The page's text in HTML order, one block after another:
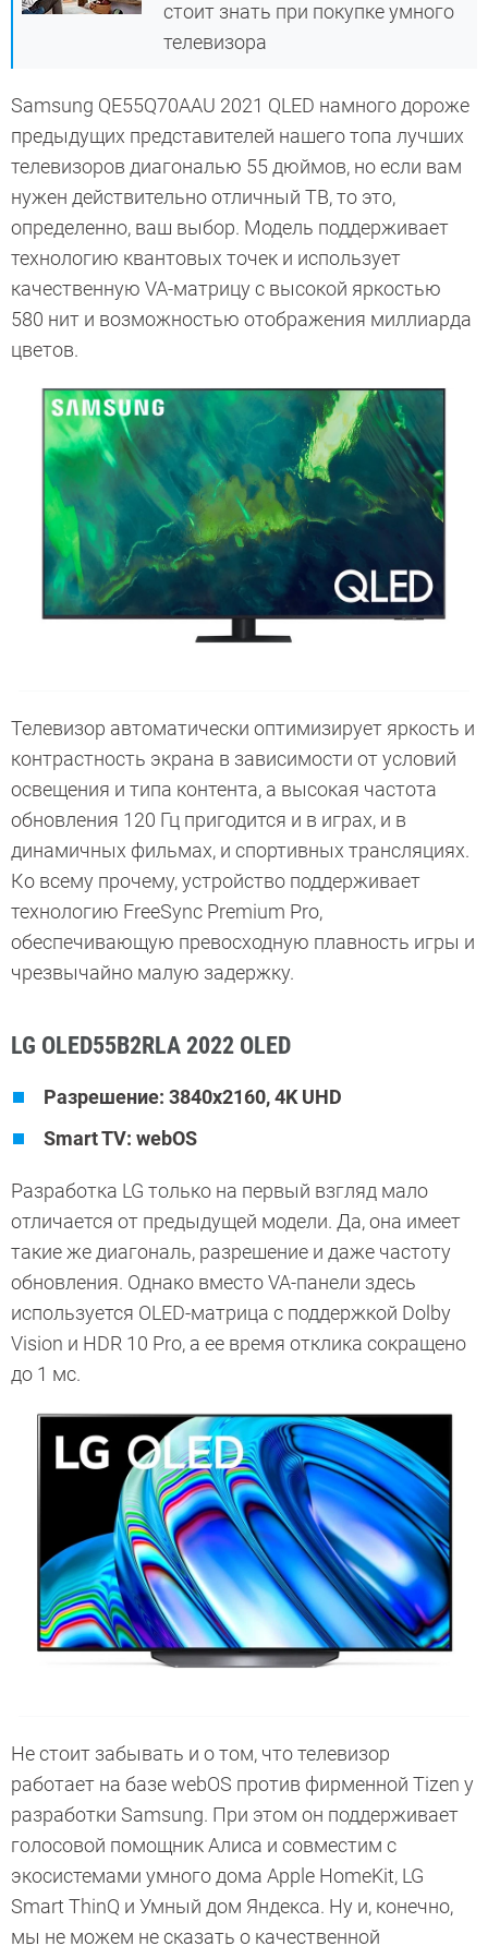
стоит знать при покупке умного
телевизора
Samsung QE55Q70AAU 2021 QLED намного дороже
предыдущих представителей нашего топа лучших
телевизоров диагональю 55 дюймов, но если вам
нужен действительно отличный ТВ, то это,
определенно, ваш выбор. Модель поддерживает
технологию квантовых точек и использует
качественную VA-матрицу с высокой яркостью
580 нит и возможностью отображения миллиарда
цветов.
Телевизор автоматически оптимизирует яркость и
контрастность экрана в зависимости от условий
освещения и типа контента, а высокая частота
обновления 120 Гц пригодится и в играх, и в
динамичных фильмах, и спортивных трансляциях.
Ко всему прочему, устройство поддерживает
технологию FreeSync Premium Pro,
обеспечивающую превосходную плавность игры и
чрезвычайно малую задержку.
LG OLED55B2RLA 2022 OLED
Разрешение: 3840x2160, 4K UHD
Smart TV: webOS
Разработка LG только на первый взгляд мало
отличается от предыдущей модели. Да, она имеет
такие же диагональ, разрешение и даже частоту
обновления. Однако вместо VA-панели здесь
используется OLED-матрица с поддержкой Dolby
Vision и HDR 10 Pro, а ее время отклика сокращено
до 1 мс.
Не стоит забывать и о том, что телевизор
работает на базе webOS против фирменной Tizen у
разработки Samsung. При этом он поддерживает
голосовой помощник Алиса и совместим с
экосистемами умного дома Apple HomeKit, LG
Smart ThinQ и Умный дом Яндекса. Ну и, конечно,
мы не можем не сказать о качественной